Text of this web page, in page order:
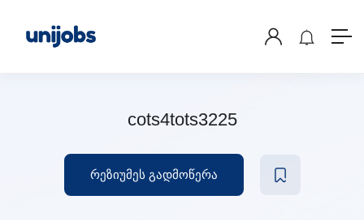
cots4tots3225
რეზიუმეს გადმოწერა